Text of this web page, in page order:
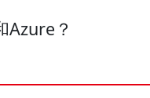
Azure？